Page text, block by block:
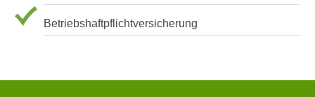
Betriebshaftpflichtversicherung